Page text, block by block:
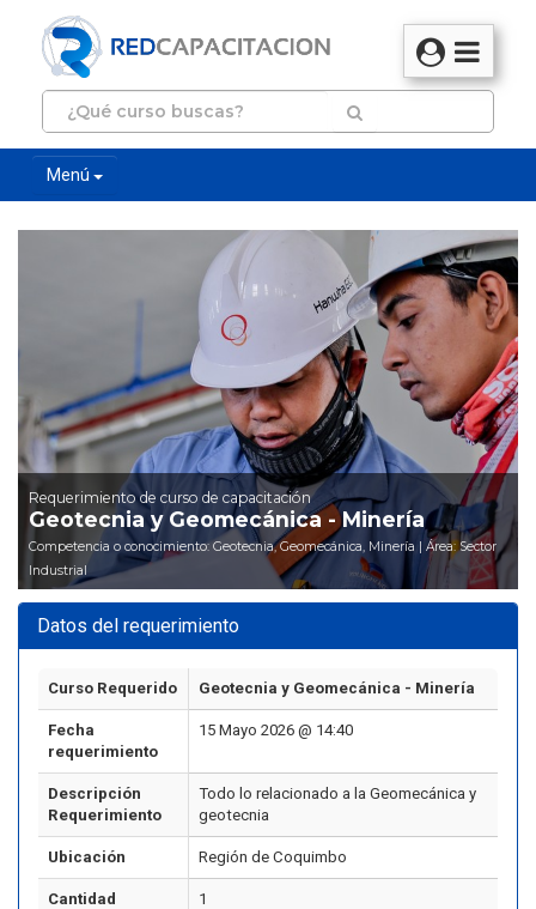
Menú
Requerimiento de curso de capacitación
Geotecnia y Geomecánica - Minería
Competencia o conocimiento: Geotecnia, Geomecánica, Minería | Área: Sector
Industrial
Datos del requerimiento
Curso Requerido Geotecnia y Geomecánica - Minería
Fecha
requerimiento
15 Mayo 2026 @ 14:40
Descripción
Requerimiento
Todo lo relacionado a la Geomecánica y
geotecnia
Ubicación Región de Coquimbo
Cantidad
1